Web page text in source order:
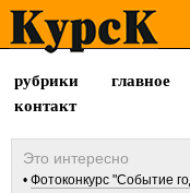
рубрики главное
контакт
Фотоконкурс "Событие